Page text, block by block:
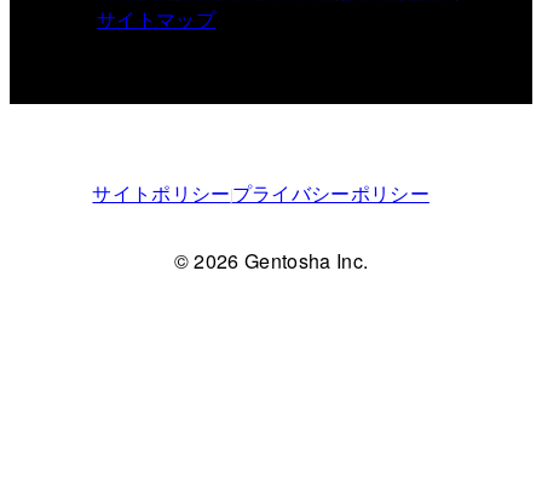
サイトマップ
サイトポリシープライバシーポリシー
© 2026 Gentosha Inc.